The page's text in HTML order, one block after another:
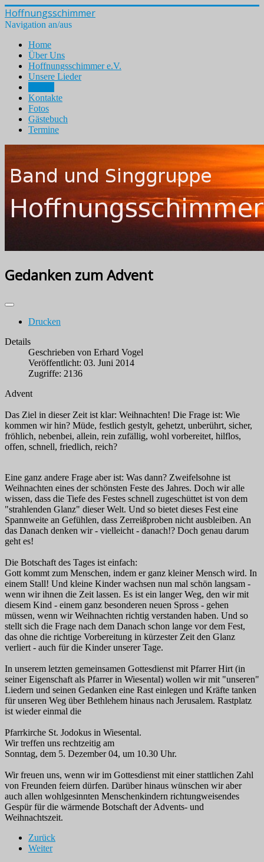
Hoffnungsschimmer
Navigation an/aus
Home
Über Uns
Hoffnungsschimmer e.V.
Unsere Lieder
Kontakte
Fotos
Gästebuch
Termine
Gedanken zum Advent
Drucken
Details
Geschrieben von Erhard Vogel
Veröffentlicht: 03. Juni 2014
Zugriffe: 2136
Advent
Das Ziel in dieser Zeit ist klar: Weihnachten! Die Frage ist: Wie
kommen wir hin? Müde, festlich gestylt, gehetzt, unberührt, sicher,
fröhlich, nebenbei, allein, rein zufällig, wohl vorbereitet, hilflos,
offen, schnell, friedlich, reich?
Eine ganz andere Frage aber ist: Was dann? Zweifelsohne ist
Weihnachten eines der schönsten Feste des Jahres. Doch wir alle
wissen, dass die Tiefe des Festes schnell zugeschüttet ist von dem
"strahlenden Glanz" dieser Welt. Und so bietet dieses Fest eine
Spannweite an Gefühlen, dass Zerreißproben nicht ausbleiben. An
das Danach denken wir - vielleicht - danach!? Doch genau darum
geht es!
Die Botschaft des Tages ist einfach:
Gott kommt zum Menschen, indem er ganz kleiner Mensch wird. In
einem Stall! Und kleine Kinder wachsen nun mal schön langsam -
wenn wir ihnen die Zeit lassen. Es ist ein langer Weg, den wir mit
diesem Kind - einem ganz besonderen neuen Spross - gehen
müssen, wenn wir Weihnachten richtig verstanden haben. Und so
stellt sich die Frage nach dem Danach schon lange vor dem Fest,
das ohne die richtige Vorbereitung in kürzester Zeit den Glanz
verliert - auch für die Kinder unserer Tage.
In unserem letzten gemeinsamen Gottesdienst mit Pfarrer Hirt (in
seiner Eigenschaft als Pfarrer in Wiesental) wollen wir mit "unseren"
Liedern und seinen Gedanken eine Rast einlegen und Kräfte tanken
für unseren Weg über Bethlehem hinaus nach Jerusalem. Rastplatz
ist wieder einmal die
Pfarrkirche St. Jodokus in Wiesental.
Wir treffen uns rechtzeitig am
Sonntag, dem 5. Dezember 04, um 10.30 Uhr.
Wir freuen uns, wenn wir im Gottesdienst mit einer stattlichen Zahl
von Freunden feiern dürfen. Darüber hinaus wünschen wir aber
auch allen wohlgesinnten Menschenkindern richtungweisendes
Gespür für die wärmende Botschaft der Advents- und
Weihnachtszeit.
Zurück
Weiter